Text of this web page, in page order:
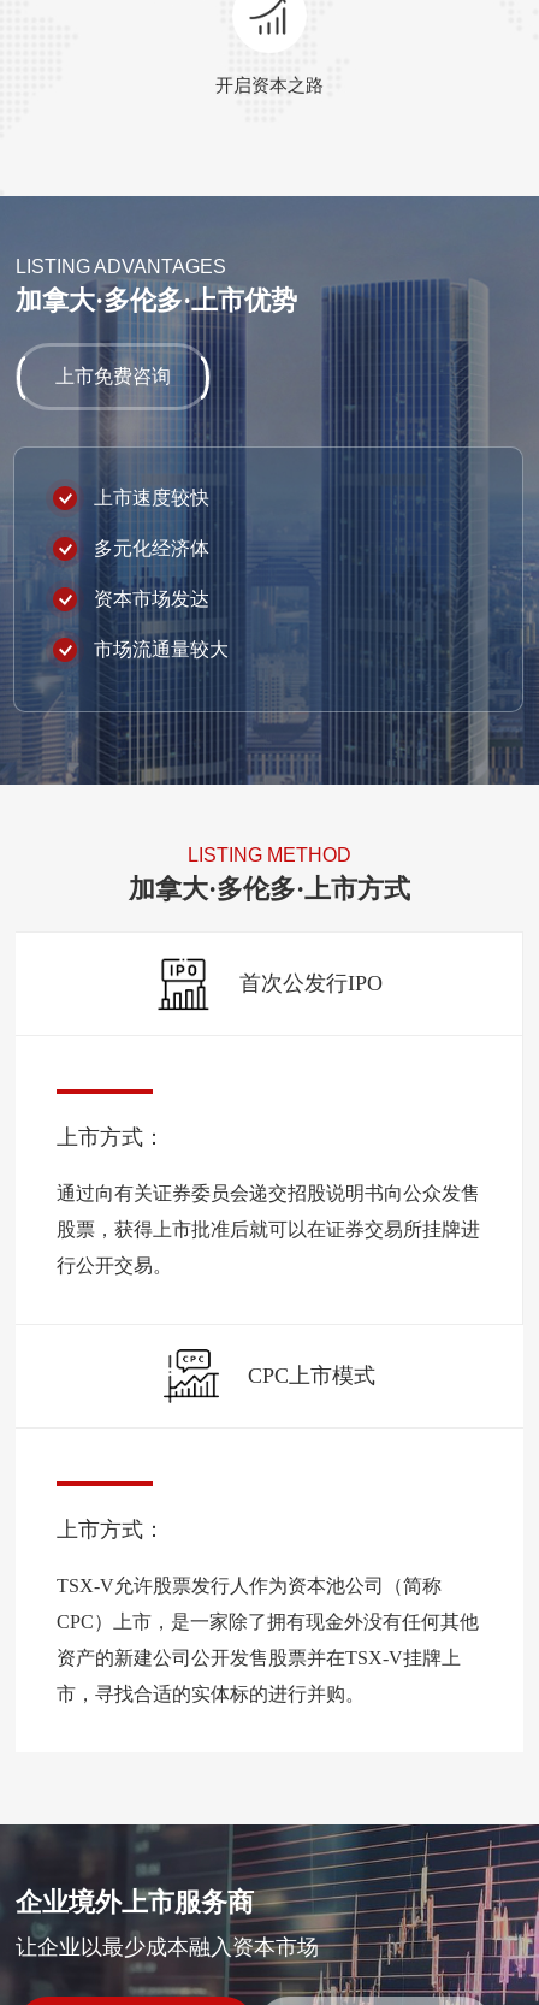
开启资本之路
LISTING ADVANTAGES
加拿大·多伦多·上市优势
上市免费咨询
上市速度较快
多元化经济体
资本市场发达
市场流通量较大
LISTING METHOD
加拿大·多伦多·上市方式
首次公发行IPO
上市方式：
通过向有关证券委员会递交招股说明书向公众发售
股票，获得上市批准后就可以在证券交易所挂牌进
行公开交易。
CPC上市模式
上市方式：
TSX-V允许股票发行人作为资本池公司（简称
CPC）上市，是一家除了拥有现金外没有任何其他
资产的新建公司公开发售股票并在TSX-V挂牌上
市，寻找合适的实体标的进行并购。
企业境外上市服务商
让企业以最少成本融入资本市场